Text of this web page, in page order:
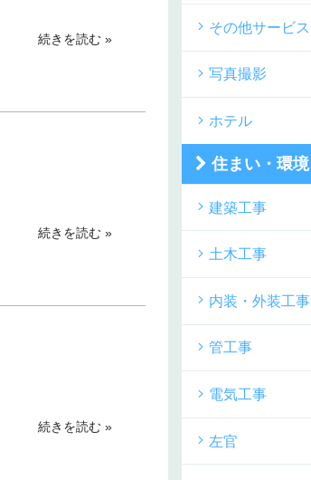
続きを読む »
続きを読む »
続きを読む »
その他サービス
写真撮影
ホテル
住まい・環境
建築工事
土木工事
内装・外装工事
管工事
電気工事
左官